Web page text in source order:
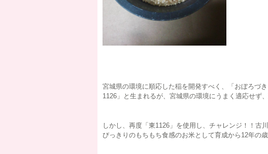
宮城県の環境に順応した稲を開発すべく、「おぼろづ
1126」と生まれるが、宮城県の環境にうまく適応せず
しかし、再度「東1126」を使用し、チャレンジ！！古
びっきりのもちもち食感のお米として育成から12年の